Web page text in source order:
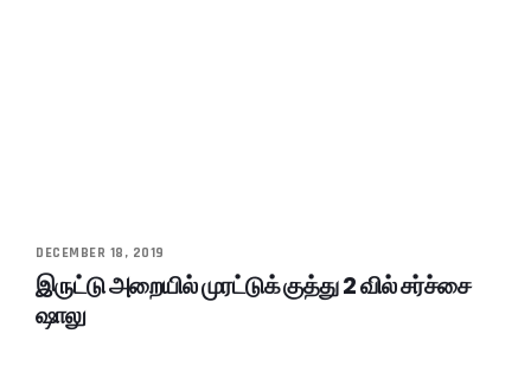
DECEMBER 18, 2019
இருட்டு அறையில் முரட்டுக் குத்து 2 வில் சர்ச்சை
ஷாலு